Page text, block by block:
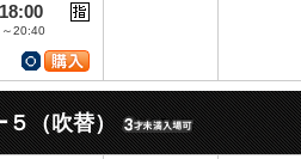
18:00
～20:40
５（吹替）